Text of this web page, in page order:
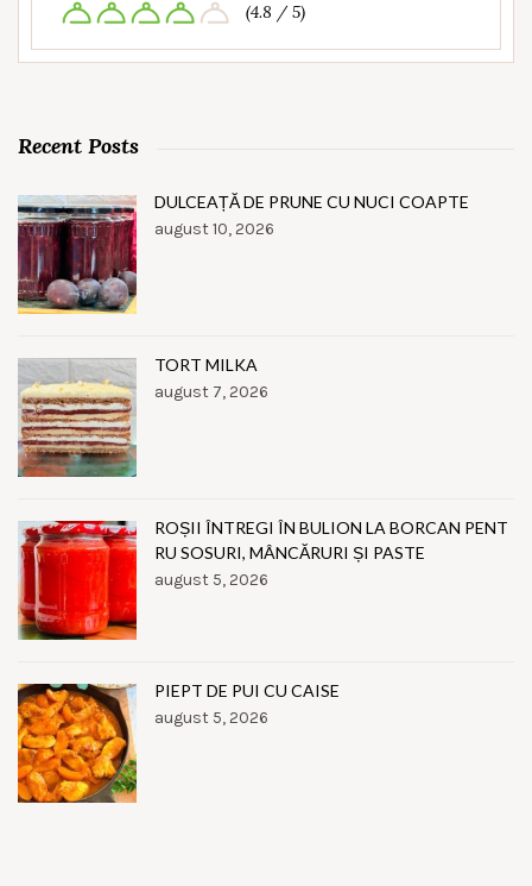
(4.8 / 5)
Recent Posts
DULCEAȚĂ DE PRUNE CU NUCI COAPTE
august 10, 2026
TORT MILKA
august 7, 2026
ROȘII ÎNTREGI ÎN BULION LA BORCAN PENT
RU SOSURI, MÂNCĂRURI ȘI PASTE
august 5, 2026
PIEPT DE PUI CU CAISE
august 5, 2026